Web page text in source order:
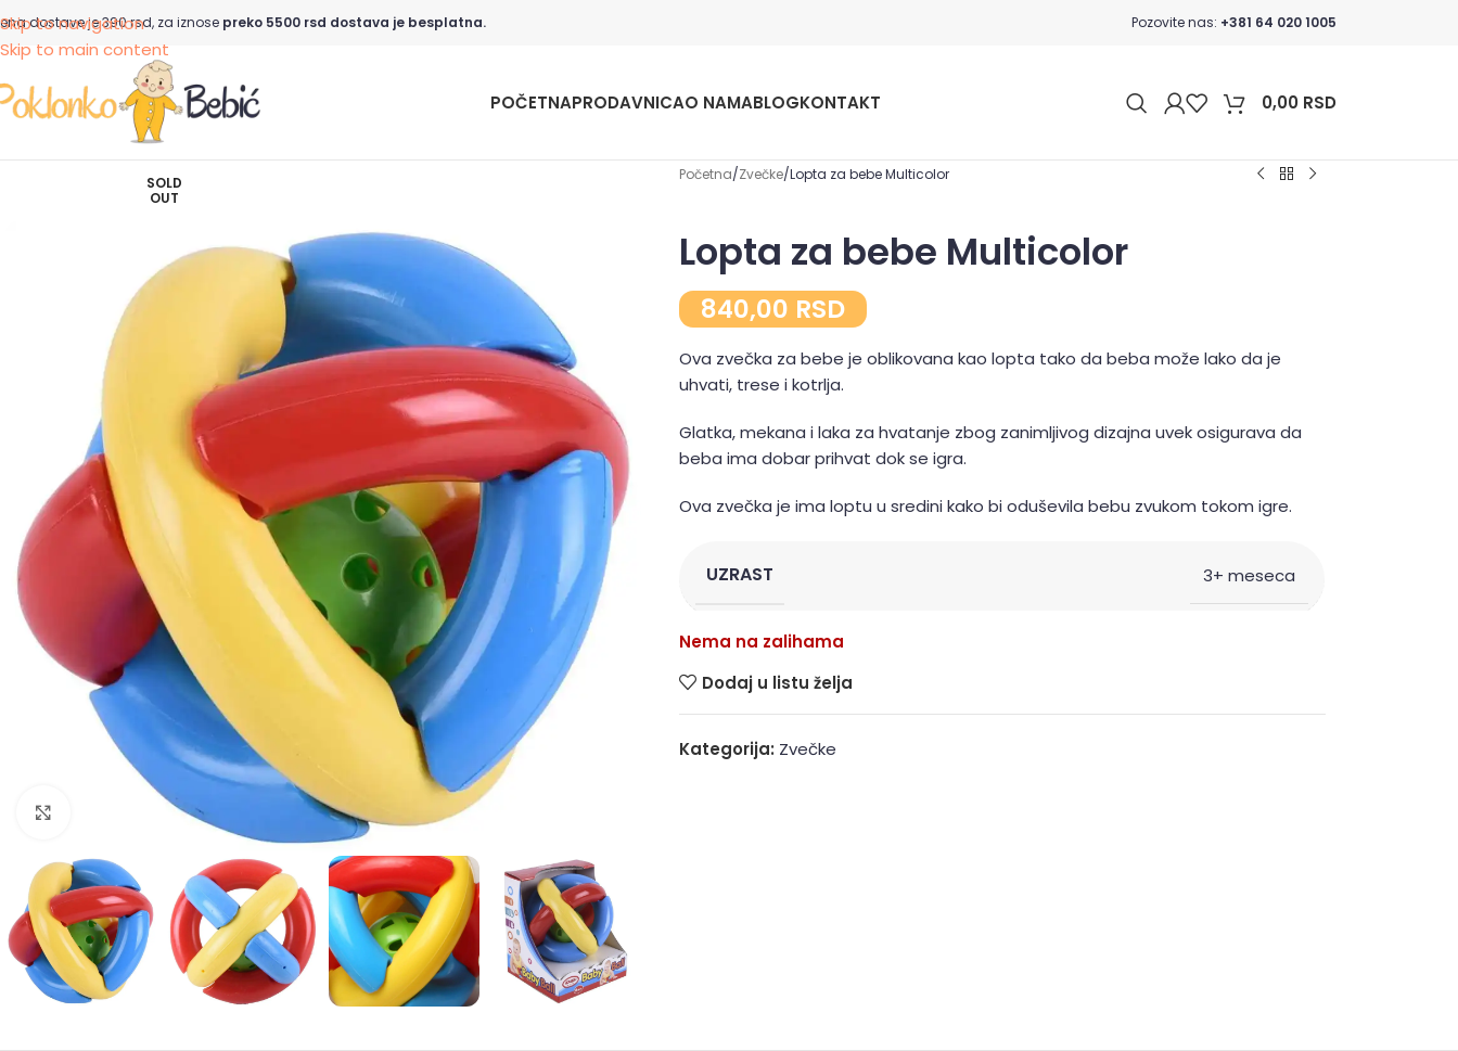
Skip to navigation
Skip to main content
dostave je 390 rsd, za iznose preko 5500 rsd dostava je besplatna. Pozovite nas: +381 64 020 1005
POČETNAPRODAVNICAO NAMABLOGKONTAKT 0,00 RSD
SOLD
OUT
Click to enlarge
Početna Zvečke Lopta za bebe Multicolor
Lopta za bebe Multicolor
840,00 RSD
Ova zvečka za bebe je oblikovana kao lopta tako da beba može lako da je
uhvati, trese i kotrlja.
Glatka, mekana i laka za hvatanje zbog zanimljivog dizajna uvek osigurava da
beba ima dobar prihvat dok se igra.
Ova zvečka je ima loptu u sredini kako bi oduševila bebu zvukom tokom igre.
UZRAST 3+ meseca
Nema na zalihama
Dodaj u listu želja
Kategorija: Zvečke